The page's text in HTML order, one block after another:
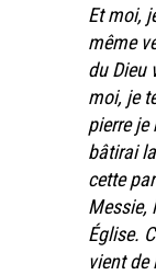
Et moi,
même
du Dieu
moi, je
pierre je
bâtirai
cette
Messie,
Église.
vient de